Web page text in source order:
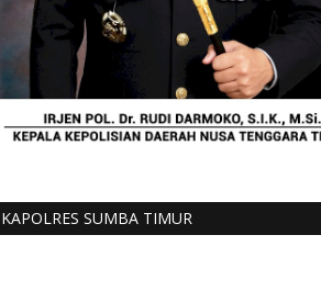
KAPOLRES SUMBA TIMUR